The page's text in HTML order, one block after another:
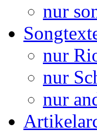
nur
nur
nur
nur